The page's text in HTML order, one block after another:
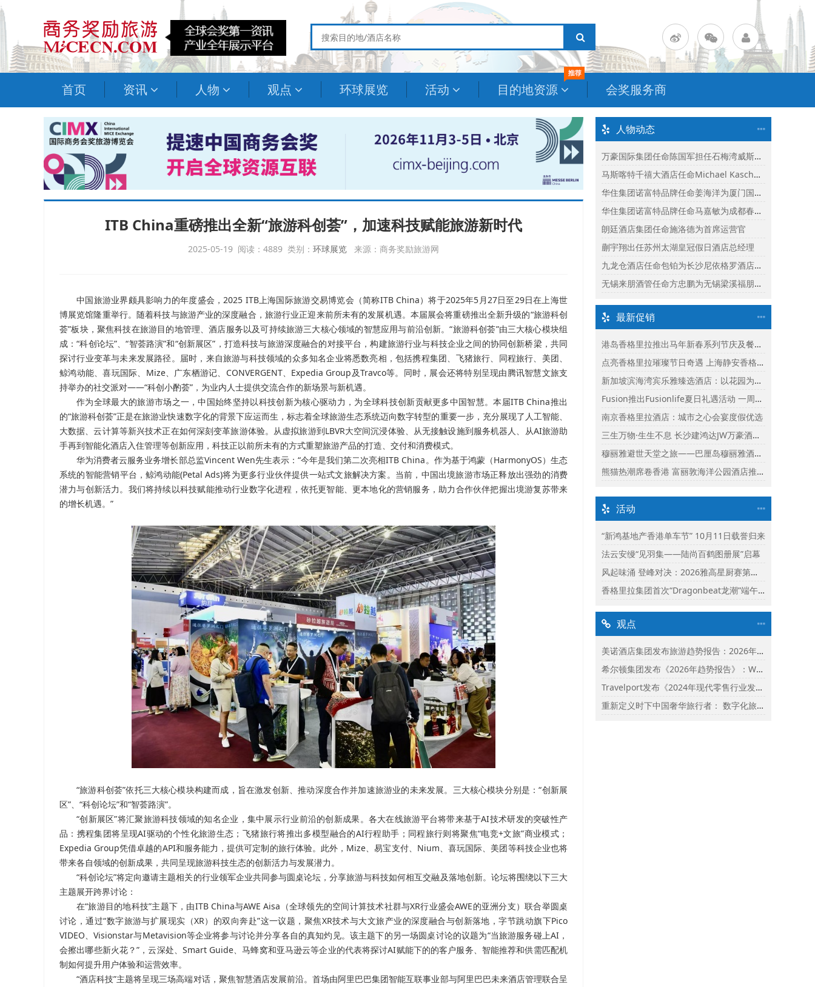
首页 资讯 人物 观点 环球展览 活动 目的地资源 会奖服务商
ITB China重磅推出全新“旅游科创荟”，加速科技赋能旅游新时代
2025-05-19 阅读：4889 类别： 环球展览 来源：商务奖励旅游网
中国旅游业界颇具影响力的年度盛会，2025 ITB上海国际旅游交易博览会（简称ITB China）将于2025年5月27日至29日在上海世
博展览馆隆重举行。随着科技与旅游产业的深度融合，旅游行业正迎来前所未有的发展机遇。本届展会将重磅推出全新升级的“旅游科创
荟”板块，聚焦科技在旅游目的地管理、酒店服务以及可持续旅游三大核心领域的智慧应用与前沿创新。“旅游科创荟”由三大核心模块组
成：“科创论坛”、“智荟路演”和“创新展区”，打造科技与旅游深度融合的对接平台，构建旅游行业与科技企业之间的协同创新桥梁，共同
探讨行业变革与未来发展路径。届时，来自旅游与科技领域的众多知名企业将悉数亮相，包括携程集团、飞猪旅行、同程旅行、美团、
鲸鸿动能、喜玩国际、Mize、广东栖游记、CONVERGENT、Expedia Group及Travco等。同时，展会还将特别呈现由腾讯智慧文旅支
持举办的社交派对——“科创小酌荟”，为业内人士提供交流合作的新场景与新机遇。
作为全球最大的旅游市场之一，中国始终坚持以科技创新为核心驱动力，为全球科技创新贡献更多中国智慧。本届ITB China推出
的“旅游科创荟”正是在旅游业快速数字化的背景下应运而生，标志着全球旅游生态系统迈向数字转型的重要一步，充分展现了人工智能、
大数据、云计算等新兴技术正在如何深刻变革旅游体验。从虚拟旅游到LBVR大空间沉浸体验、从无接触设施到服务机器人、从AI旅游助
手再到智能化酒店入住管理等创新应用，科技正以前所未有的方式重塑旅游产品的打造、交付和消费模式。
华为消费者云服务业务增长部总监Vincent Wen先生表示：“今年是我们第二次亮相ITB China。作为基于鸿蒙（HarmonyOS）生态
系统的智能营销平台，鲸鸿动能(Petal Ads)将为更多行业伙伴提供一站式文旅解决方案。当前，中国出境旅游市场正释放出强劲的消费
潜力与创新活力。我们将持续以科技赋能推动行业数字化进程，依托更智能、更本地化的营销服务，助力合作伙伴把握出境游复苏带来
的增长机遇。”
“旅游科创荟”依托三大核心模块构建而成，旨在激发创新、推动深度合作并加速旅游业的未来发展。三大核心模块分别是：“创新展
区”、“科创论坛”和“智荟路演”。
“创新展区”将汇聚旅游科技领域的知名企业，集中展示行业前沿的创新成果。各大在线旅游平台将带来基于AI技术研发的突破性产
品：携程集团将呈现AI驱动的个性化旅游生态；飞猪旅行将推出多模型融合的AI行程助手；同程旅行则将聚焦“电竞+文旅”商业模式；
Expedia Group凭借卓越的API和服务能力，提供可定制的旅行体验。此外，Mize、易宝支付、Nium、喜玩国际、美团等科技企业也将
带来各自领域的创新成果，共同呈现旅游科技生态的创新活力与发展潜力。
“科创论坛”将定向邀请主题相关的行业领军企业共同参与圆桌论坛，分享旅游与科技如何相互交融及落地创新。论坛将围绕以下三大
主题展开跨界讨论：
在“旅游目的地科技”主题下，由ITB China与AWE Aisa（全球领先的空间计算技术社群与XR行业盛会AWE的亚洲分支）联合举圆桌
讨论，通过“数字旅游与扩展现实（XR）的双向奔赴”这一议题，聚焦XR技术与大文旅产业的深度融合与创新落地，字节跳动旗下Pico
VIDEO、Visionstar与Metavision等企业将参与讨论并分享各自的真知灼见。该主题下的另一场圆桌讨论的议题为“当旅游服务碰上AI，
会擦出哪些新火花？”，云深处、Smart Guide、马蜂窝和亚马逊云等企业的代表将探讨AI赋能下的的客户服务、智能推荐和供需匹配机
制如何提升用户体验和运营效率。
“酒店科技”主题将呈现三场高端对话，聚焦智慧酒店发展前沿。首场由阿里巴巴集团智能互联事业部与阿里巴巴未来酒店管理联合呈
人物动态
万豪国际集团任命陈国军担任石梅湾威斯汀度假酒店总经理
马斯喀特千禧大酒店任命Michael Kasch为酒店总经理
华住集团诺富特品牌任命姜海洋为厦门国际会议中心诺富特酒店总经理
华住集团诺富特品牌任命马嘉敏为成都春熙路诺富特酒店总经理
朗廷酒店集团任命施洛德为首席运营官
蒯宇翔出任苏州太湖皇冠假日酒店总经理
九龙仓酒店任命包铂为长沙尼依格罗酒店及长沙玛珂酒店区域总经理
无锡来朋酒管任命方忠鹏为无锡梁溪福朋喜来登酒店总经理
最新促销
港岛香格里拉推出马年新春系列节庆及餐饮体验
点亮香格里拉璀璨节日奇遇 上海静安香格里拉推出缤纷献礼
新加坡滨海湾宾乐雅臻选酒店：以花园为幕，共庆新加坡60周年国庆盛宴
Fusion推出Fusionlife夏日礼遇活动 一周年志庆呈献迎新独家假期奖赏
南京香格里拉酒店：城市之心会宴度假优选
三生万物·生生不息 长沙建鸿达JW万豪酒店×Ralph Lauren Polo Earth开启可持续生活旅行美学
穆丽雅避世天堂之旅——巴厘岛穆丽雅酒店独家延住礼遇
熊猫热潮席卷香港 富丽敦海洋公园酒店推出“亲亲大熊猫住宿体验”
活动
“新鸿基地产香港单车节” 10月11日载誉归来
法云安缦“见羽集——陆尚百鹤图册展”启幕
风起味涌 登峰对决：2026雅高星厨赛第二阶段启动
香格里拉集团首次“Dragonbeat龙潮”端午庆典精彩落幕
观点
美诺酒店集团发布旅游趋势报告：2026年市场保持乐观并揭示旅行者渴望联结
希尔顿集团发布《2026年趋势报告》：Whycation成为旅行新趋势
Travelport发布《2024年现代零售行业发展状况报告》
重新定义时下中国奢华旅行者： 数字化旅行与体验式奢华将成为影响2024年旅行选择的关键词